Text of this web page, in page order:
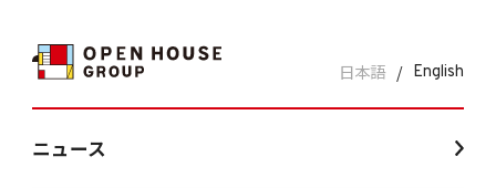
日本語 / English
ニュース